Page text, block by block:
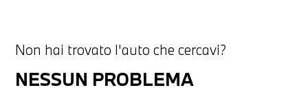
Non hai trovato l'auto che cercavi?
NESSUN PROBLEMA